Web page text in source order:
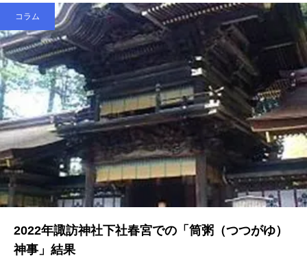
コラム
2022年諏訪神社下社春宮での「筒粥（つつがゆ）
神事」結果